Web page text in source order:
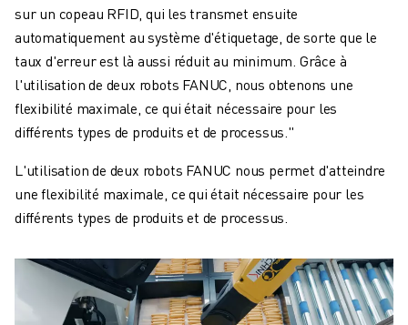
sur un copeau RFID, qui les transmet ensuite
automatiquement au système d'étiquetage, de sorte que le
taux d'erreur est là aussi réduit au minimum. Grâce à
l'utilisation de deux robots FANUC, nous obtenons une
flexibilité maximale, ce qui était nécessaire pour les
différents types de produits et de processus."
L'utilisation de deux robots FANUC nous permet d'atteindre
une flexibilité maximale, ce qui était nécessaire pour les
différents types de produits et de processus.